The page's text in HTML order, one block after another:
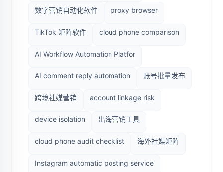
数字营销自动化软件 proxy browser
TikTok 矩阵软件 cloud phone comparison
AI Workflow Automation Platfor
AI comment reply automation 账号批量发布
跨境社媒营销 account linkage risk
device isolation 出海营销工具
cloud phone audit checklist 海外社媒矩阵
Instagram automatic posting service